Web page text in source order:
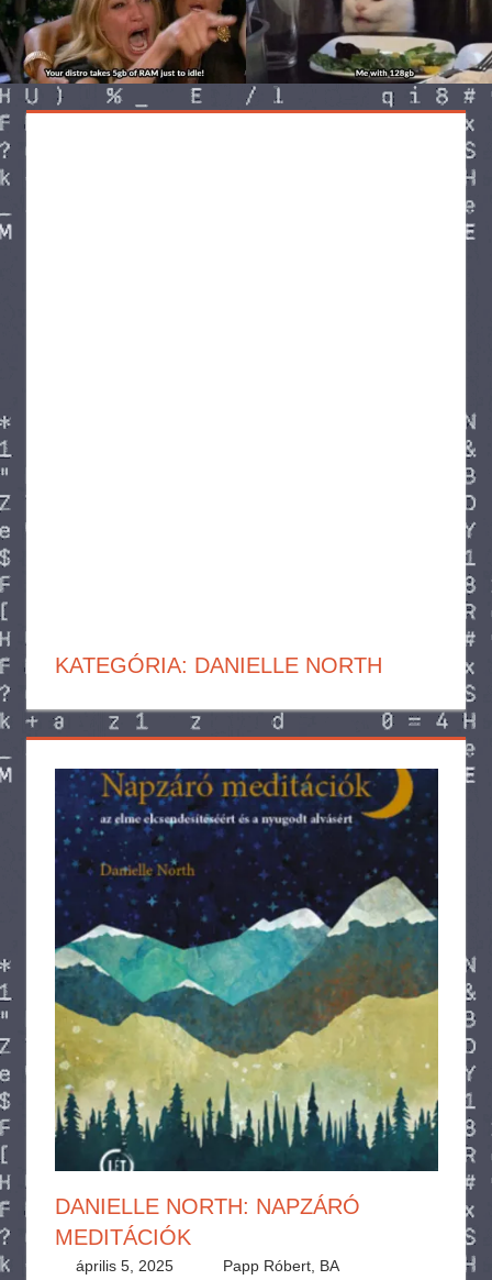
KATEGÓRIA: DANIELLE NORTH
DANIELLE NORTH: NAPZÁRÓ
MEDITÁCIÓK
április 5, 2025
Papp Róbert, BA